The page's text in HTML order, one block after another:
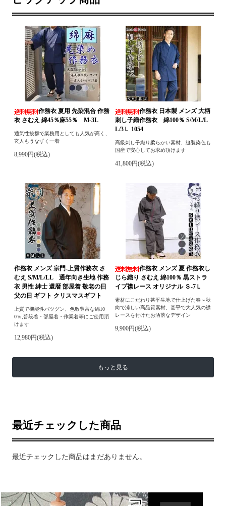
作務衣 夏用 先染混合 作務
衣 さむえ 綿45％麻55％ M-3L
通気性抜群で業務用としても人気が高く、
玄人もうなずく一着
8,990円(税込)
作務衣 日本製 メンズ 大柄
刺し子織作務衣 綿100％ S/M/L/L
L/3Ｌ 1054
高級刺し子織り柔らかい素材、縫製染色も
国産で安心してお求め頂けます
41,800円(税込)
作務衣 メンズ 宗門-上質作務衣 さ
むえ S/M/L/LL 通年向き生地 作務
衣 男性 紳士 還暦 部屋着 敬老の日
父の日 ギフト クリスマスギフト
上質で機能性バツグン、色数豊富な綿10
0％,普段着・部屋着・作業着等にご使用頂
けます
12,980円(税込)
作務衣 メンズ 夏 作務衣し
じら織り さむえ 綿100％ 黒ストラ
イプ襟レース オリジナル Ｓ-7Ｌ
素材にこだわり甚平生地で仕上げた春～秋
向で涼しい高品質素材、甚平で大人気の襟
レースを付けたお洒落なデザイン
9,900円(税込)
もっと見る
最近チェックした商品
最近チェックした商品はまだありません。